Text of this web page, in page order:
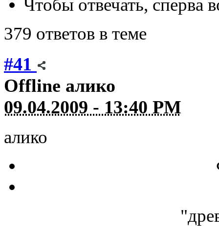
Чтобы отвечать, сперва
379 ответов в теме
#41
Offline алико
09.04.2009 - 13:40 PM
алико